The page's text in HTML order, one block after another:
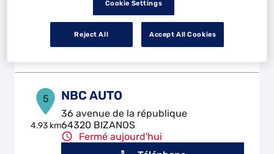
Fermé aujourd'hui
Téléphone
Voir plus
5
4.93 km
NBC AUTO
36 avenue de la république
64320 BIZANOS
Fermé aujourd'hui
Cookie Settings
Reject All Accept All Cookies